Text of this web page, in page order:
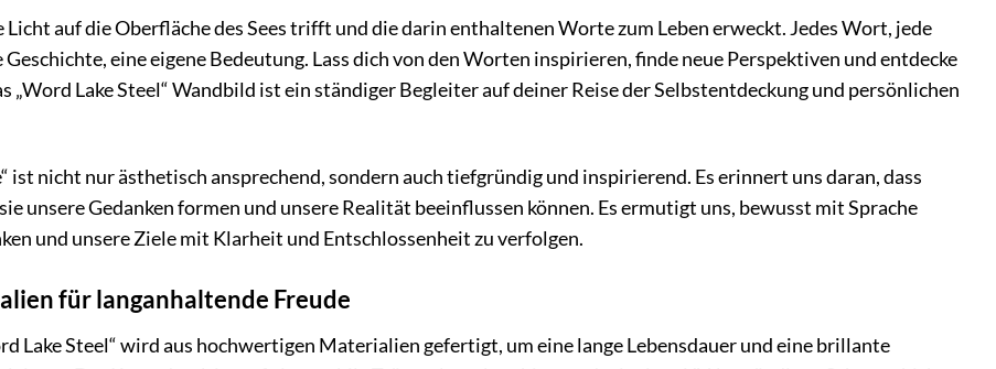
Licht auf die Oberfläche des Sees trifft und die darin enthaltenen Worte zum Leben erweckt. Jedes Wort, jede
eine eigene Bedeutung. Lass dich von den Worten inspirieren, finde neue Perspektiven und entdecke
„Word Lake Steel“ Wandbild ist ein ständiger Begleiter auf deiner Reise der Selbstentdeckung und persönlichen
ist nicht nur ästhetisch ansprechend, sondern auch tiefgründig und inspirierend. Es erinnert uns daran, dass
unsere Gedanken formen und unsere Realität beeinflussen können. Es ermutigt uns, bewusst mit Sprache
und unsere Ziele mit Klarheit und Entschlossenheit zu verfolgen.
für langanhaltende Freude
Lake Steel“ wird aus hochwertigen Materialien gefertigt, um eine lange Lebensdauer und eine brillante